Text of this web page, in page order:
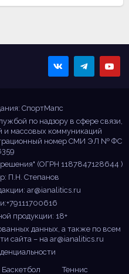
СпортМапс
по надзору в сфере связи,
и массовых коммуникаций
номер СМИ ЭЛ № ФС
(ОГРН 1187847128644 )
П.Н. Степанов
ar@ianalitics.ru
продукции: 18+
данных, а также по всем
сайта – на ar@ianalitics.ru
Баскетбол Теннис